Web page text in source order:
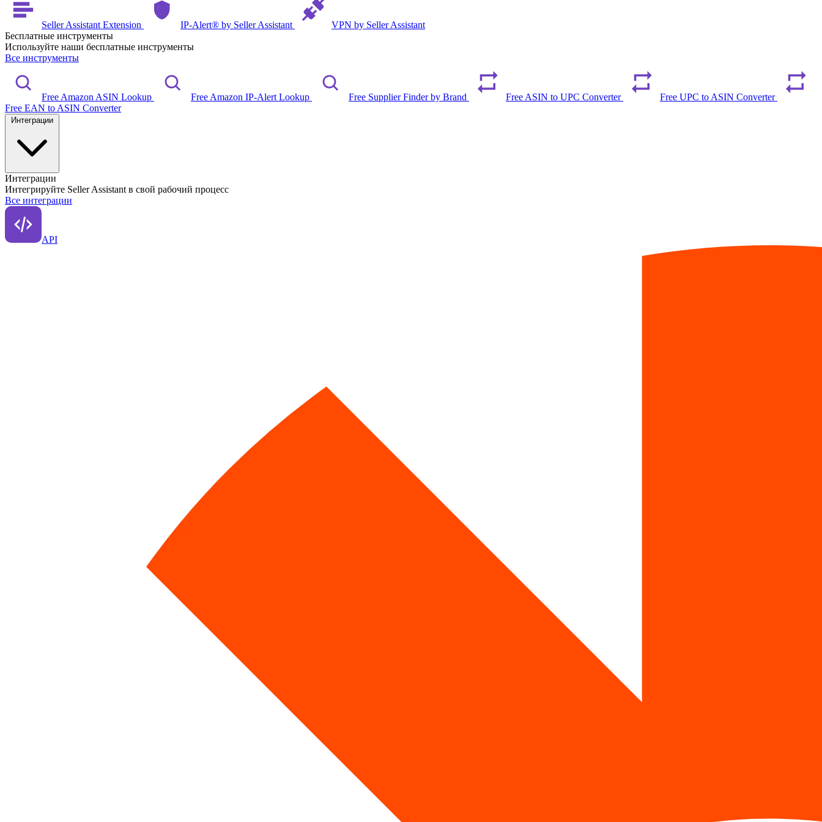
Seller Assistant Extension IP-Alert® by Seller Assistant
VPN by Seller Assistant
Бесплатные инструменты
Используйте наши бесплатные инструменты
Все инструменты
Free Amazon ASIN Lookup Free Amazon IP-Alert Lookup Free Supplier Finder by Brand Free ASIN to UPC Converter
Free UPC to ASIN Converter
Free EAN to ASIN Converter
Интеграции
Интегрируйте Seller Assistant в свой рабочий процесс
Все интеграции
API